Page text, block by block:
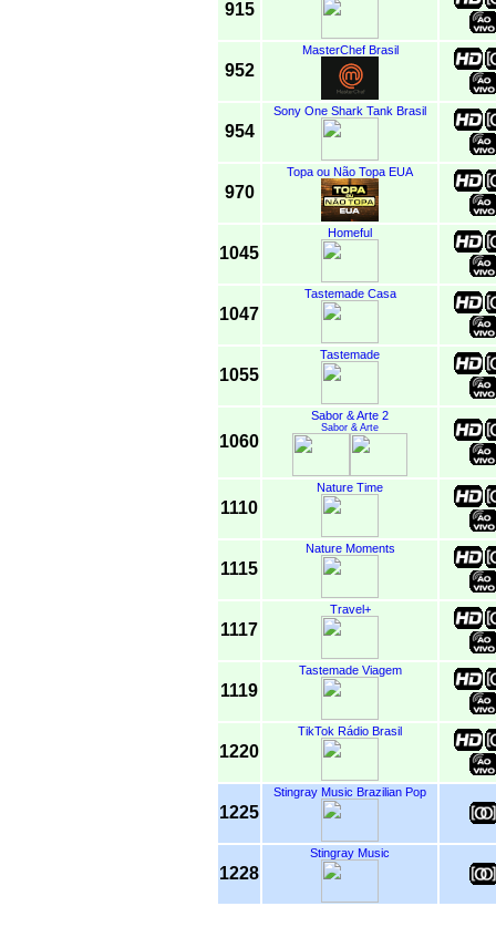
915
952
MasterChef Brasil
954
Sony One Shark Tank Brasil
970
Topa ou Não Topa EUA
1045
Homeful
1047
Tastemade Casa
1055
Tastemade
1060
Sabor & Arte 2
Sabor & Arte
1110
Nature Time
1115
Nature Moments
1117
Travel+
1119
Tastemade Viagem
1220
TikTok Rádio Brasil
1225
Stingray Music Brazilian Pop
1228
Stingray Music